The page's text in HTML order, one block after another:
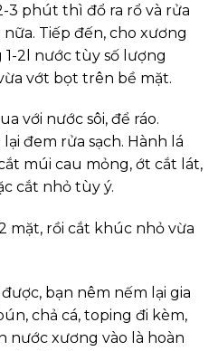
3 phút thì đổ ra rổ và rửa
Tiếp đến, cho xương
1-2l nước tùy số lượng
vớt bọt trên bề mặt.
với nước sôi, để ráo.
đem rửa sạch. Hành lá
múi cau mỏng, ớt cắt lát,
cắt nhỏ tùy ý.
mặt, rồi cắt khúc nhỏ vừa
bạn nêm nếm lại gia
chả cá, toping đi kèm,
nước xương vào là hoàn